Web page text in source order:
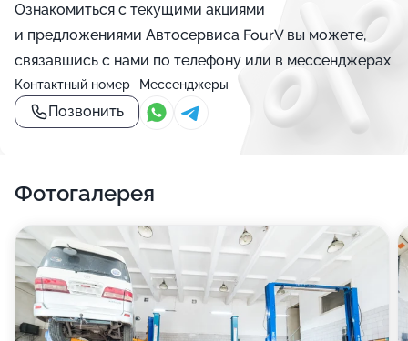
Ознакомиться с текущими акциями
и предложениями Автосервиса FourV вы можете,
связавшись с нами по телефону или в мессенджерах
Контактный номер
Позвонить
Мессенджеры
Фотогалерея